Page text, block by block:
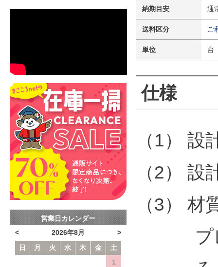
納期目安 通
送料区分 ご
単位 台
仕様
（1） 設
（2）
（3） 材
プレ
営業日カレンダー
2026年8月
<
>
日
月 火 水 木 金
土
1